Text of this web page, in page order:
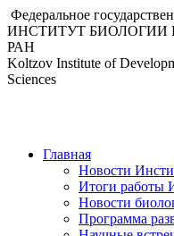
Федеральное
ИНСТИТУТ БИОЛОГИИ
РАН
Koltzov Institute of
Sciences
Главная
Новости
Итоги работы
Новости
Программа